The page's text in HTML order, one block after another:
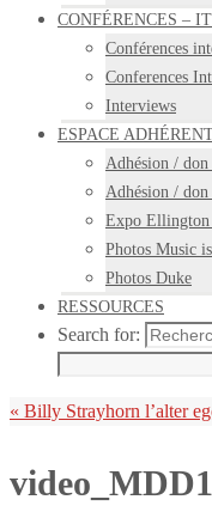
CONFÉRENCES –
Conférences
Conferences
Interviews
ESPACE
Adhésion /
Adhésion /
Expo Ellington
Photos Music
Photos Duke
RESSOURCES
Search for:
« Billy Strayhorn l’alter